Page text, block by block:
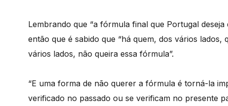
Lembrando que “a fórmula final que Portugal
então que é sabido que “há quem, dos vários lados,
vários lados, não queira essa fórmula”.
“E uma forma de não querer a fórmula é torná-la
verificado no passado ou se verificam no presente